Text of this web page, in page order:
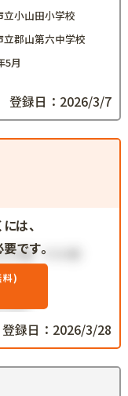
立小山田小学校
立郡山第六中学校
5月
登録日：2026/3/7
は、
です。
料)
登録日：2026/3/28